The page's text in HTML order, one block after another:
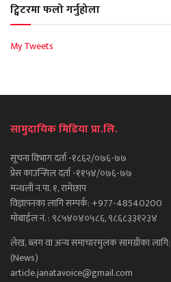
ट्विटरमा फलो गर्नुहोला
My Tweets
सामुदायिक मिडिया प्रा.लि.
सूचना विभाग दर्ता -१८६२/०७६-७७
प्रेस काउन्सिल दर्ता -११५४/०७६-७७
मन्थली न.पा. १, रामेछाप
विज्ञापनका लागि सम्पर्क: +977-48540200
मोबाईल नं. : ९८५४०४०५८६, ९८६८३३१२३४
लेख, ब्लग वा अन्य समाचारमुलक सामग्रीका
(News)
article.janatavoice@gmail.com